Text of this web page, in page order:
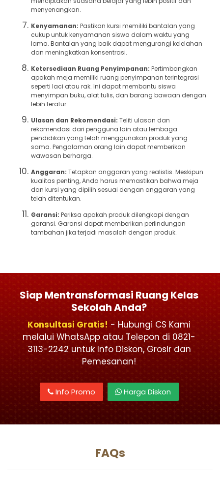
menyenangkan.
Kenyamanan: Pastikan kursi memiliki bantalan yang
cukup untuk kenyamanan siswa dalam waktu yang
lama. Bantalan yang baik dapat mengurangi kelelahan
dan meningkatkan konsentrasi.
Ketersediaan Ruang Penyimpanan: Pertimbangkan
apakah meja memiliki ruang penyimpanan terintegrasi
seperti laci atau rak. Ini dapat membantu siswa
menyimpan buku, alat tulis, dan barang bawaan dengan
lebih teratur.
Ulasan dan Rekomendasi: Teliti ulasan dan
rekomendasi dari pengguna lain atau lembaga
pendidikan yang telah menggunakan produk yang
sama. Pengalaman orang lain dapat memberikan
wawasan berharga.
Anggaran: Tetapkan anggaran yang realistis. Meskipun
kualitas penting, Anda harus memastikan bahwa meja
dan kursi yang dipilih sesuai dengan anggaran yang
telah ditentukan.
Garansi: Periksa apakah produk dilengkapi dengan
garansi. Garansi dapat memberikan perlindungan
tambahan jika terjadi masalah dengan produk.
Siap Mentransformasi Ruang Kelas
Sekolah Anda?
Konsultasi Gratis! - Hubungi CS Kami
melalui WhatsApp atau Telepon di 0821-
3113-2242 untuk Info Diskon, Grosir dan
Pemesanan!
Info Promo Harga Diskon
FAQs